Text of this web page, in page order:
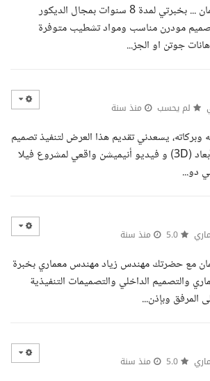
السلام عليكم استاذ عثمان ... بخبرتي لمدة 8 سنوات بمجال الديكور
مودرن مناسب ومواد تشطيب متوفرة
جوتن او الجز...
لم يحسب منذ سنة
وبركاته، يسعدني تقديم هذا العرض لتنفيذ تصميم
داخلي متكامل ثلاثي الأبعاد (3D) و فيديو أنيميشن واقعي لمشروع فيلا
دو...
منذ سنة
مع حضرتك مهندس زياد مهندس معماري بخبرة
والتصميم الداخلي والتصميمات التنفيذية
وبإذن...
منذ سنة